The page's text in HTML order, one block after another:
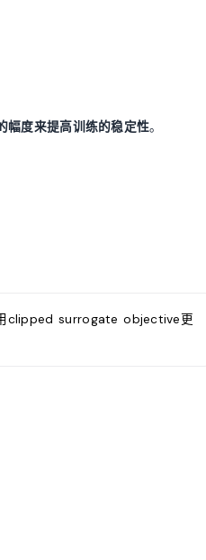
幅度来提高训练的稳定性。
clipped surrogate objective更